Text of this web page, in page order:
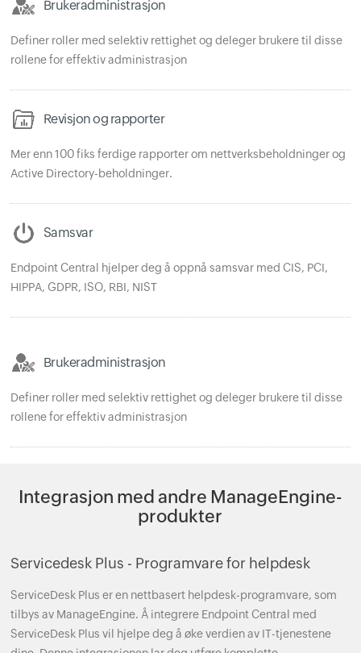
Brukeradministrasjon
Definer roller med selektiv rettighet og deleger brukere til disse
rollene for effektiv administrasjon
Revisjon og rapporter
Mer enn 100 fiks ferdige rapporter om nettverksbeholdninger og
Active Directory-beholdninger.
Samsvar
Endpoint Central hjelper deg å oppnå samsvar med CIS, PCI,
HIPPA, GDPR, ISO, RBI, NIST
Brukeradministrasjon
Definer roller med selektiv rettighet og deleger brukere til disse
rollene for effektiv administrasjon
Integrasjon med andre ManageEngine-
produkter
Servicedesk Plus - Programvare for helpdesk
ServiceDesk Plus er en nettbasert helpdesk-programvare, som
tilbys av ManageEngine. Å integrere Endpoint Central med
ServiceDesk Plus vil hjelpe deg å øke verdien av IT-tjenestene